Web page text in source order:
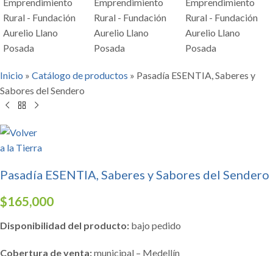
Inicio » Catálogo de productos » Pasadía ESENTIA, Saberes y
Sabores del Sendero
Pasadía ESENTIA, Saberes y Sabores del Sendero
$165,000
Disponibilidad del producto: bajo pedido
Cobertura de venta:municipal – Medellín